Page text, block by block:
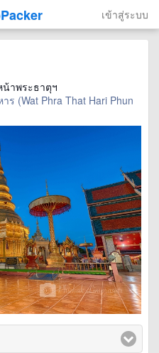
เข้าสู่ระบบ
าพระธาตุฯ
(Wat Phra That Hari Phun